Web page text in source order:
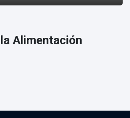
Alimentación